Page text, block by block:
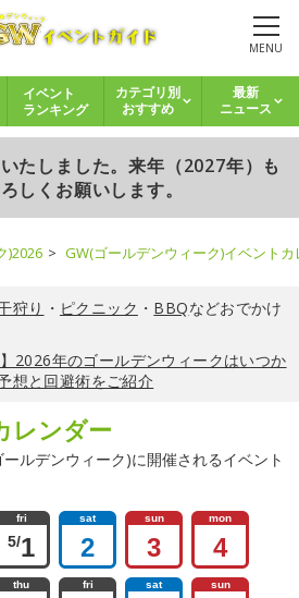
MENU
イベント
ランキング
カテゴリ別
おすすめ
最新
ニュース
たしました。来年（2027年）も
しくお願いします。
)2026 GW(ゴールデンウィーク)イベント
狩り ・ ピクニック ・ BBQなどおでかけ
】2026年のゴールデンウィークはいつか
想と回避術をご紹介
レンダー
ルデンウィーク)に開催されるイベント
fri
5/1
sat
2
sun
3
mon
4
thu fri sat sun